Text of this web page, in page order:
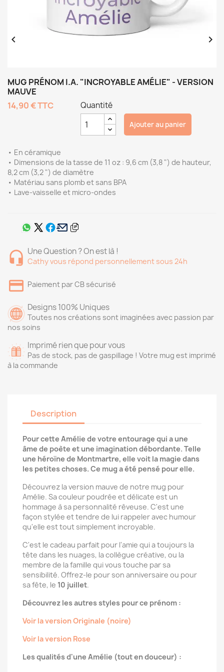
 
MUG PRÉNOM I.A. "INCROYABLE AMÉLIE" - VERSION
MAUVE
14,90 €TTC
• En céramique
• Dimensions de la tasse de 11 oz : 9,6 cm (3,8 ") de hauteur,
8,2 cm (3,2 ") de diamètre
• Matériau sans plomb et sans BPA
• Lave-vaisselle et micro-ondes
Quantité
Ajouter au panier
Une Question ? On est là !
Cathy vous répond personnellement sous 24h
Paiement par CB sécurisé
Designs 100% Uniques
Toutes nos créations sont imaginées avec passion par
nos soins
Imprimé rien que pour vous
Pas de stock, pas de gaspillage ! Votre mug est imprimé
à la commande
Description
Pour cette Amélie de votre entourage qui a une
âme de poète et une imagination débordante. Telle
une héroïne de Montmartre, elle voit la magie dans
les petites choses. Ce mug a été pensé pour elle.
Découvrez la version mauve de notre mug pour
Amélie. Sa couleur poudrée et délicate est un
hommage à sa personnalité rêveuse. C'est une
façon stylée et tendre de lui rappeler avec humour
qu'elle est tout simplement incroyable.
C'est le cadeau parfait pour l'amie qui a toujours la
tête dans les nuages, la collègue créative, ou la
membre de la famille qui vous touche par sa
sensibilité. Offrez-le pour son anniversaire ou pour
sa fête, le 10 juillet.
Découvrez les autres styles pour ce prénom :
Voir la version Originale (noire)
Voir la version Rose
Les qualités d'une Amélie (tout en douceur) :